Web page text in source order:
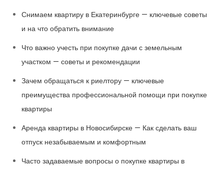
Снимаем квартиру в Екатеринбурге — ключевые советы
и на что обратить внимание
Что важно учесть при покупке дачи с земельным
участком — советы и рекомендации
Зачем обращаться к риелтору — ключевые
преимущества профессиональной помощи при покупке
квартиры
Аренда квартиры в Новосибирске — Как сделать ваш
отпуск незабываемым и комфортным
Часто задаваемые вопросы о покупке квартиры в